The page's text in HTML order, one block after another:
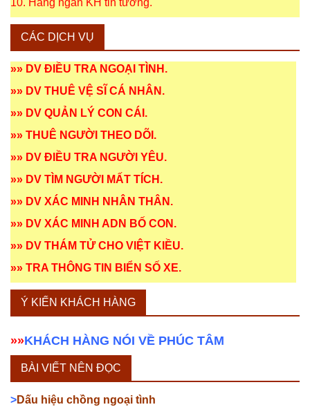
10. Hàng ngàn KH tin tưởng.
CÁC DỊCH VỤ
»» DV ĐIỀU TRA NGOẠI TÌNH .
»» DV THUÊ VỆ SĨ CÁ NHÂN .
»» DV QUẢN LÝ CON CÁI .
»» THUÊ NGƯỜI THEO DÕI .
»» DV ĐIỀU TRA NGƯỜI YÊU.
»» DV TÌM NGƯỜI MẤT TÍCH .
»» DV XÁC MINH NHÂN THÂN .
»» DV XÁC MINH ADN BỐ CON .
»» DV THÁM TỬ CHO VIỆT KIỀU.
»» TRA THÔNG TIN BIỂN SỐ XE.
Ý KIẾN KHÁCH HÀNG
»»KHÁCH HÀNG NÓI VỀ PHÚC TÂM
BÀI VIẾT NÊN ĐỌC
>Dấu hiệu chồng ngoại tình